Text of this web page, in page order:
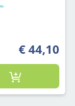
€ 44,10